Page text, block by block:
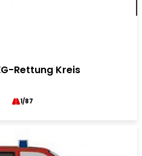
Rettung Kreis
1/87